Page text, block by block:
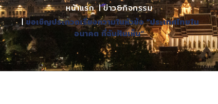
หน้าแรก
ข่าว&กิจกรรม
ขอเชิญประกวดเรียงความในหัวข้อ “ประเทศไทยใน
อนาคต ที่ฉันฝันเห็น”